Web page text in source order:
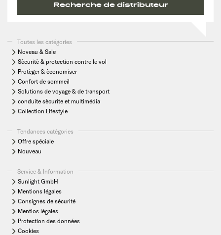
Recherche de distributeur
Toutes les catégories
Noveau & Sale
Sècuritè & protection contre le vol
Protèger & èconomiser
Confort de sommeil
Solutions de voyage & de transport
conduite sècurite et multimédia
Collection Lifestyle
Tendances catégories
Offre spéciale
Nouveau
Service & Information
Sunlight GmbH
Mentions légales
Consignes de sécurité
Mentios légales
Protection des données
Cookies